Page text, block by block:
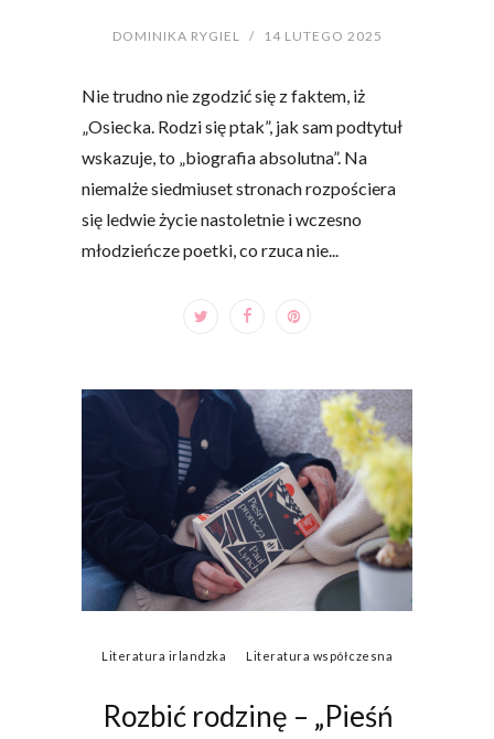
DOMINIKA RYGIEL / 14 LUTEGO 2025
Nie trudno nie zgodzić się z faktem, iż
„Osiecka. Rodzi się ptak”, jak sam podtytuł
wskazuje, to „biografia absolutna”. Na
niemalże siedmiuset stronach rozpościera
się ledwie życie nastoletnie i wczesno
młodzieńcze poetki, co rzuca nie...
Literatura irlandzka Literatura współczesna
Rozbić rodzinę – „Pieśń